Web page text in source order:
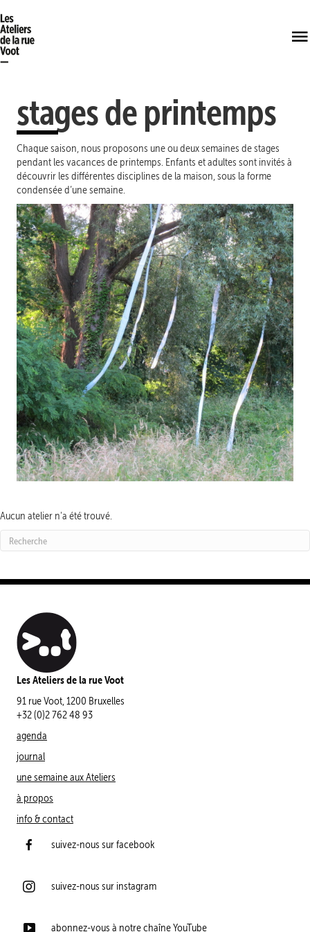
stages de printemps
Chaque saison, nous proposons une ou deux semaines de stages
pendant les vacances de printemps. Enfants et adultes sont invités à
découvrir les différentes disciplines de la maison, sous la forme
condensée d’une semaine.
Aucun atelier n'a été trouvé.
Les Ateliers de la rue Voot
91 rue Voot, 1200 Bruxelles
+32 (0)2 762 48 93
agenda
journal
une semaine aux Ateliers
à propos
info & contact
suivez-nous sur facebook
suivez-nous sur instagram
abonnez-vous à notre chaîne YouTube